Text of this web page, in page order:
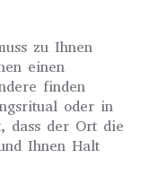
zu Ihnen
einen
finden
oder in
dass der Ort die
Ihnen Halt